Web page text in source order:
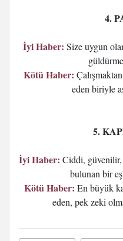
4.
İyi Haber: Size uygun
Kötü Haber:
eden biriyle
5.
İyi Haber: Ciddi, güvenilir,
bulunan bir
Kötü Haber: En büyük
eden, pek zeki